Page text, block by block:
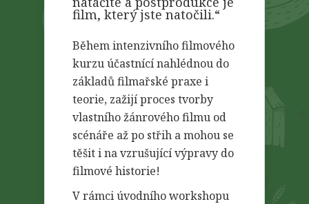
film, který jste natočili.“
Během intenzivního filmového
kurzu účastnící nahlédnou do
základů filmařské praxe i
teorie, zažijí proces tvorby
vlastního žánrového filmu od
scénáře až po střih a mohou se
těšit i na vzrušující výpravy do
filmové historie!
V rámci úvodního workshopu